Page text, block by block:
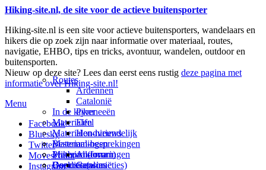
Hiking-site.nl, de site voor de actieve buitensporter
Hiking-site.nl is een site voor actieve buitensporters, wandelaars en
hikers die op zoek zijn naar informatie over materiaal, routes,
navigatie, EHBO, tips en tricks, avontuur, wandelen, outdoor en
buitensporten.
Nieuw op deze site? Lees dan eerst eens rustig deze pagina met
informatie over Hiking-site.nl!
Menu
Facebook
Bluesky
Twitter
Movescount
Instagram
Prikbord (forum)
Goodies (winacties)
In de kijker
Materialen
Materialen-nieuws
Materiaal-besprekingen
Materiaal-ervaringen
Boekrecensies
Routes
Ardennen
Catalonië
Pyreneeën
Eifel
Hondvriendelijk
Bestemmingen
Andorra
Catalonië
Deze site